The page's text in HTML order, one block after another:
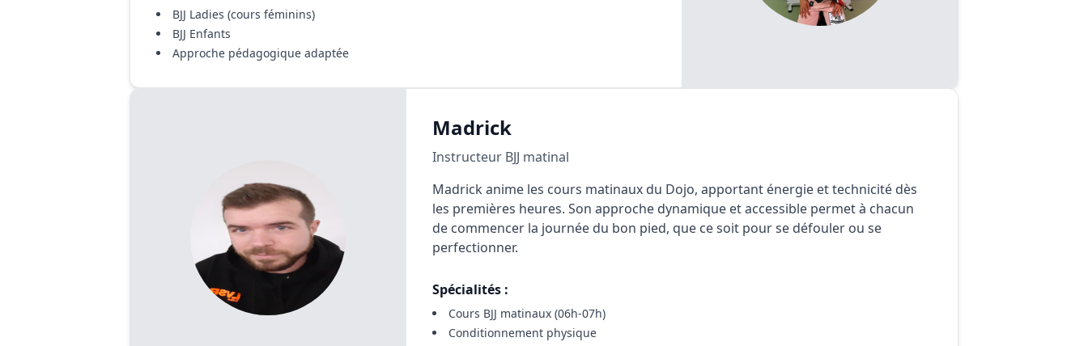
BJJ Ladies (cours féminins)
BJJ Enfants
Approche pédagogique adaptée
Madrick
Instructeur BJJ matinal
Madrick anime les cours matinaux du Dojo, apportant énergie et technicité dès
les premières heures. Son approche dynamique et accessible permet à chacun
de commencer la journée du bon pied, que ce soit pour se défouler ou se
perfectionner.
Spécialités :
Cours BJJ matinaux (06h-07h)
Conditionnement physique